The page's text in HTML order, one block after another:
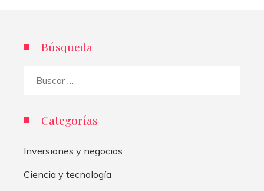
Búsqueda
Categorías
Inversiones y negocios
Ciencia y tecnología